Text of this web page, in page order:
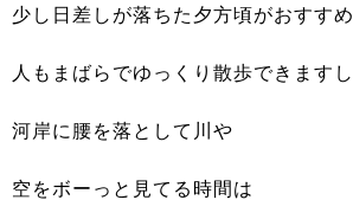
少し日差しが落ちた夕方頃がおすすめ
人もまばらでゆっくり散歩できますし
河岸に腰を落として川や
空をボーっと見てる時間は